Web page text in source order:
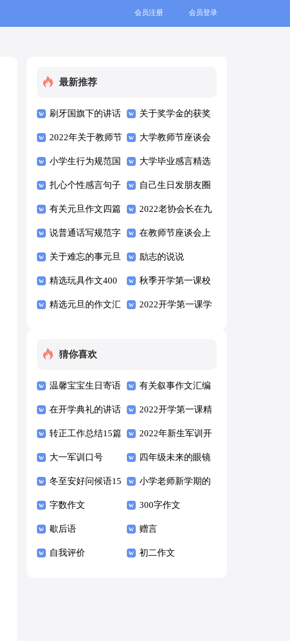
会员登录
会员注册
最新推荐
刷牙国旗下的讲话
稿范文（精选10
篇）
关于奖学金的获奖
感言
2022年关于教师节
的讲话稿（精选10
篇）
大学教师节座谈会
经典讲话稿范文
（通用7篇）
小学生行为规范国
旗下讲话稿范文
（通用8篇）
大学毕业感言精选
15篇
扎心个性感言句子
汇总（通用100
句）
自己生日发朋友圈
简短文案（精选
105句）
有关元旦作文四篇 2022老协会长在九
九重阳节讲话稿
（通用10篇）
说普通话写规范字
国旗下讲话稿范文
（精选6篇）
在教师节座谈会上
的经典讲话稿范文
（精选10篇）
关于难忘的事元旦
作文三篇
励志的说说
精选玩具作文400
字7篇
秋季开学第一课校
长精彩讲话稿范文
精选元旦的作文汇 2022开学第一课学
猜你喜欢
温馨宝宝生日寄语
（通用30句）
有关叙事作文汇编
五篇
在开学典礼的讲话
稿（通用7篇）
2022开学第一课精
彩讲话稿（通用5
篇）
转正工作总结15篇 2022年新生军训开
营仪式校长讲话稿
（通用12篇）
大一军训口号 四年级未来的眼镜
作文三篇
冬至安好问候语15
篇
小学老师新学期的
发言稿范文（通用
5篇）
字数作文 300字作文
歇后语 赠言
自我评价 初二作文